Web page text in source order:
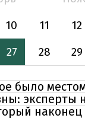
10 11 12
27 28 29
было
эксперты
наконец